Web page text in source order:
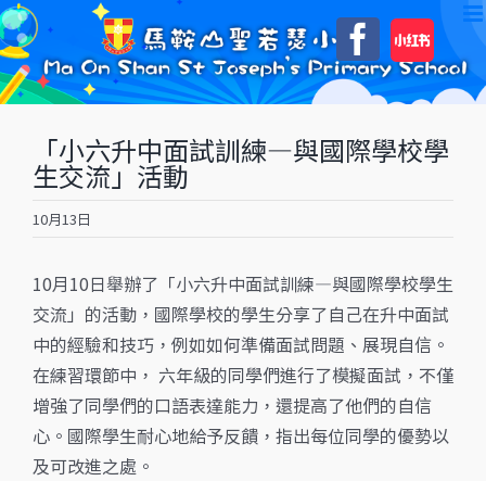
Skip
to
content
自
訂
「小六升中面試訓練—與國際學校學
生交流」活動
10月13日
10月10日舉辦了「小六升中面試訓練—與國際學校學生
交流」的活動，國際學校的學生分享了自己在升中面試
中的經驗和技巧，例如如何準備面試問題、展現自信。
在練習環節中， 六年級的同學們進行了模擬面試，不僅
增強了同學們的口語表達能力，還提高了他們的自信
心。國際學生耐心地給予反饋，指出每位同學的優勢以
及可改進之處。